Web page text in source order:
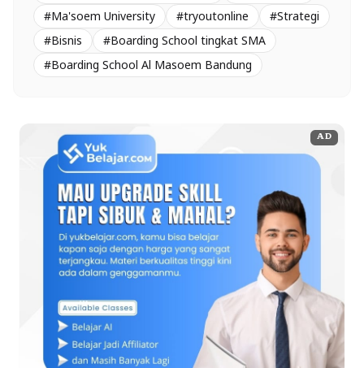
#Ma'soem University
#tryoutonline
#Strategi
#Bisnis
#Boarding School tingkat SMA
#Boarding School Al Masoem Bandung
AD